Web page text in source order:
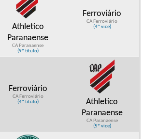
Athletico
Paranaense
CA Paranaense
(9º título)
Ferroviário
CA Ferroviário
(4º vice)
Ferroviário
CA Ferroviário
(4º título)
Athletico
Paranaense
CA Paranaense
(5º vice)